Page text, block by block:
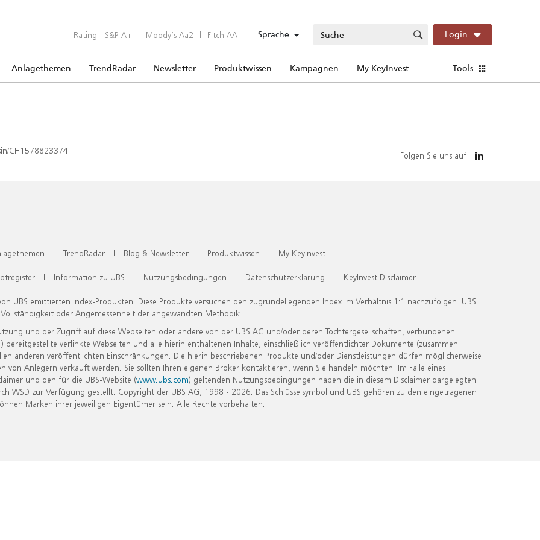
Rating: S&P A+ | Moody’s Aa2 | Fitch AA Sprache Login
Anlagethemen TrendRadar Newsletter Produktwissen Kampagnen My KeyInvest Tools
CH1578823374 Folgen Sie uns auf
| TrendRadar | Blog & Newsletter | Produktwissen | My KeyInvest
| Information zu UBS | Nutzungsbedingungen | Datenschutzerklärung | KeyInvest Disclaimer
UBS emittierten Index-Produkten. Diese Produkte versuchen den zugrundeliegenden Index im Verhältnis 1:1 nachzufolgen. UBS
oder Angemessenheit der angewandten Methodik.
und der Zugriff auf diese Webseiten oder andere von der UBS AG und/oder deren Tochtergesellschaften, verbundenen
verlinkte Webseiten und alle hierin enthaltenen Inhalte, einschließlich veröffentlichter Dokumente (zusammen
anderen veröffentlichten Einschränkungen. Die hierin beschriebenen Produkte und/oder Dienstleistungen dürfen möglicherweise
Anlegern verkauft werden. Sie sollten Ihren eigenen Broker kontaktieren, wenn Sie handeln möchten. Im Falle eines
und den für die UBS-Website (www.ubs.com) geltenden Nutzungsbedingungen haben die in diesem Disclaimer dargelegten
zur Verfügung gestellt. Copyright der UBS AG, 1998 - 2026. Das Schlüsselsymbol und UBS gehören zu den eingetragenen
Marken ihrer jeweiligen Eigentümer sein. Alle Rechte vorbehalten.